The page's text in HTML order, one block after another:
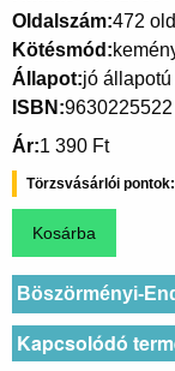
Oldalszám 472
Kötésmód
Állapot jó
ISBN 9630225522
Ár 1 390 Ft
Törzsvásárlói pontok
Böszörményi-
Kapcsolódó